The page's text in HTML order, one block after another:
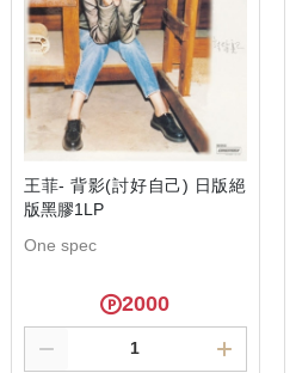
王菲- 背影(討好自己) 日版絕
版黑膠1LP
One spec
2000